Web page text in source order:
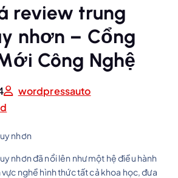
review trung
nhơn – Cổng
Công Nghệ
wordpressauto
nhơn
nhơn đã nổi lên như một hệ điều hành
nghề hình thức tất cả khoa học, đưa